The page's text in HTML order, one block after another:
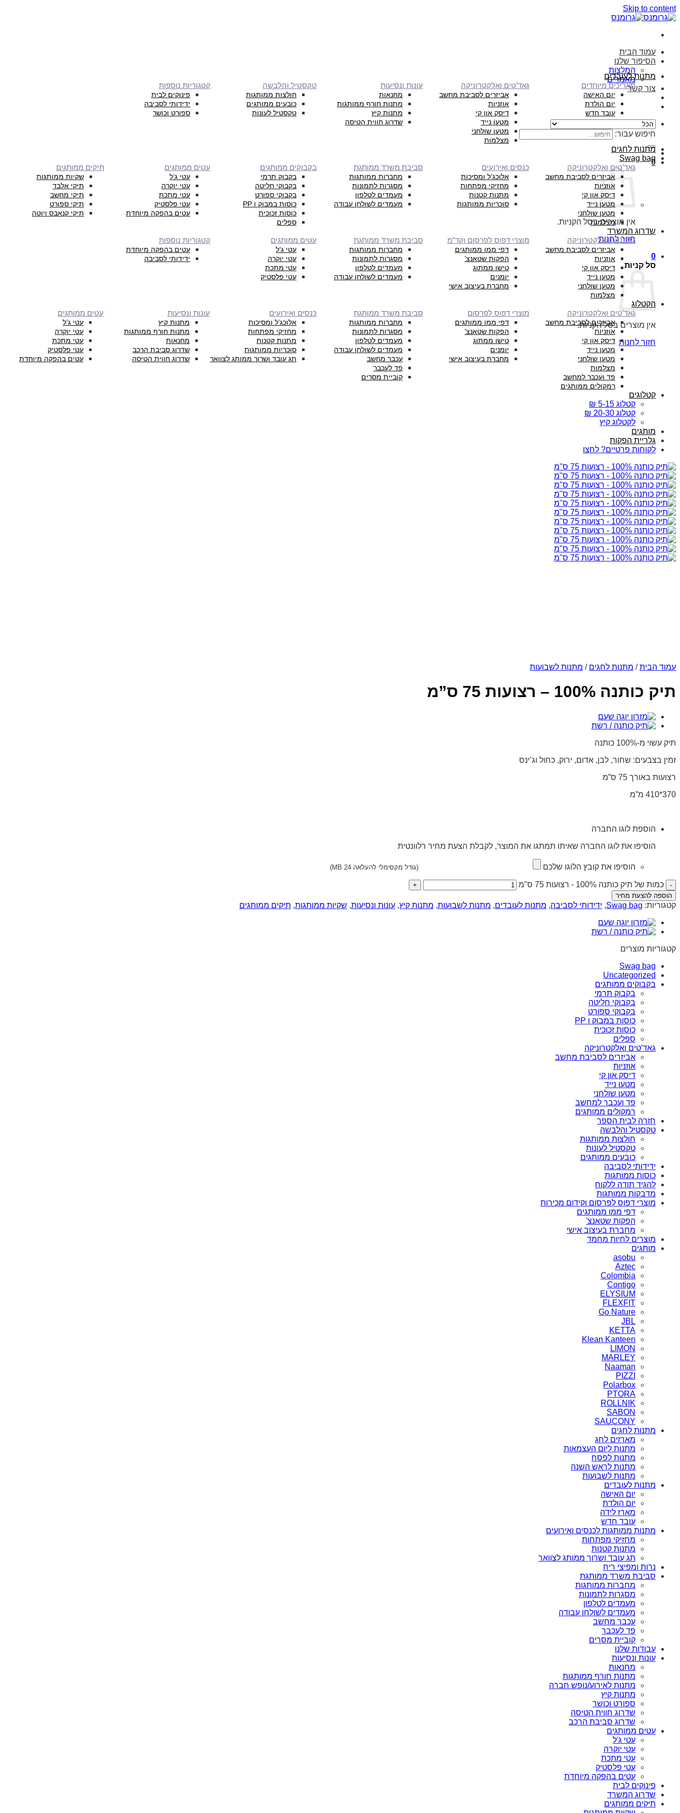
Skip to content
עמוד הבית
הסיפור שלנו
המלצות
מאמרים
צור קשר
חיפוש עבור:
0
אין מוצרים בסל הקניות.
חזור לחנות
0
סל קניות
אין מוצרים בסל הקניות.
חזור לחנות
מתנות לעובדים
תאריכים מיוחדים
יום האישה
יום הולדת
עובד חדש
גאד’טים ואלקטרוניקה
אביזרים לסביבת מחשב
אוזניות
דיסק און קי
מטען נייד
מטען שולחני
מצלמות
עונות ונסיעות
מחנאות
מתנות חורף ממותגות
מתנות קיץ
שדרוג חווית הטיסה
טקסטיל והלבשה
חולצות ממותגות
כובעים ממותגים
טקסטיל לעונות
קטגוריות נוספות
פינוקים לבית
ידידותי לסביבה
ספורט וכושר
מתנות לחגים
Swag bag
גאד’טים ואלקטרוניקה
אביזרים לסביבת מחשב
אוזניות
דיסק און קי
מטען נייד
מטען שולחני
מצלמות
כנסים ואירועים
אלוכג’ל ומסיכות
מחזיקי מפתחות
מתנות קטנות
סוכריות ממותגות
סביבת משרד ממותגת
מחברות ממותגות
מסגרות לתמונות
מעמדים לטלפון
מעמדים לשולחן עבודה
בקבוקים ממותגים
בקבוק תרמי
בקבוקי חליטה
בקבוקי ספורט
כוסות במבוק ו PP
כוסות זכוכית
ספלים
עטים ממותגים
עטי ג’ל
עטי יוקרה
עטי מתכת
עטי פלסטיק
עטים בהפקה מיוחדת
תיקים ממותגים
שקיות ממותגות
תיקי אלבד
תיקי מחשב
תיקי ספורט
תיקי קנאבס ויוטה
שדרוג המשרד
גאד’טים ואלקטרוניקה
אביזרים לסביבת מחשב
אוזניות
דיסק און קי
מטען נייד
מטען שולחני
מצלמות
מוצרי דפוס לפרסום וקד”מ
דפי ממו ממותגים
הפקות שטאנצ’
טישו ממתוג
יומנים
מחברת בעיצוב אישי
סביבת משרד ממותגת
מחברות ממותגות
מסגרות לתמונות
מעמדים לטלפון
מעמדים לשולחן עבודה
עטים ממותגים
עטי ג’ל
עטי יוקרה
עטי מתכת
עטי פלסטיק
קטגוריות נוספות
עטים בהפקה מיוחדת
ידידותי לסביבה
הקטלוג
גאד’טים ואלקטרוניקה
אביזרים לסביבת מחשב
אוזניות
דיסק און קי
מטען נייד
מטען שולחני
מצלמות
פד ועכבר למחשב
רמקולים ממותגים
מוצרי דפוס לפרסום
דפי ממו ממותגים
הפקות שטאנצ’
טישו ממתוג
יומנים
מחברת בעיצוב אישי
סביבת משרד ממותגת
מחברות ממותגות
מסגרות לתמונות
מעמדים לטלפון
מעמדים לשולחן עבודה
עכבר מחשב
פד לעכבר
קוביית מסרים
כנסים ואירועים
אלוכג’ל ומסיכות
מחזיקי מפתחות
מתנות קטנות
סוכריות ממותגות
תג עובד ושרוך ממותג לצוואר
עונות ונסיעות
מתנות קיץ
מתנות חורף ממותגות
מחנאות
שדרוג סביבת הרכב
שדרוג חווית הטיסה
עטים ממותגים
עטי ג’ל
עטי יוקרה
עטי מתכת
עטי פלסטיק
עטים בהפקה מיוחדת
קטלוגים
קטלוג 5-15 ₪
קטלוג 20-30 ₪
לקטלוג קיץ
מותגים
גלריית הפקות
לקוחות פרטיים? לחצו
עמוד הבית / מתנות לחגים / מתנות לשבועות
תיק כותנה 100% – רצועות 75 ס”מ
תיק עשוי מ-100% כותנה
זמין בצבעים: שחור, לבן, אדום, ירוק, כחול וג’ינס
רצועות באורך 75 ס”מ
370*410 מ”מ
הוספת לוגו החברה
הוסיפו את לוגו החברה שאיתו תמתגו את המוצר, לקבלת הצעת מחיר רלוונטית
הוסיפו את קובץ הלוגו שלכם (גודל מקסימלי להעלאה 24 MB)
כמות של תיק כותנה 100% - רצועות 75 ס"מ
הוספה להצעת מחיר
קטגוריות: Swag bag
, ידידותי לסביבה, מתנות לעובדים, מתנות לשבועות, מתנות קיץ, עונות ונסיעות, שקיות ממותגות, תיקים ממותגים
קטגוריות מוצרים
Swag bag
Uncategorized
בקבוקים ממותגים
בקבוק תרמי
בקבוקי חליטה
בקבוקי ספורט
כוסות במבוק ו PP
כוסות זכוכית
ספלים
גאד'טים ואלקטרוניקה
אביזרים לסביבת מחשב
אוזניות
דיסק און קי
מטען נייד
מטען שולחני
פד ועכבר למחשב
רמקולים ממותגים
חזרה לבית הספר
טקסטיל והלבשה
חולצות ממותגות
טקסטיל לעונות
כובעים ממותגים
ידידותי לסביבה
כוסות ממותגות
להגיד תודה ללקוח
מדבקות ממותגות
מוצרי דפוס לפרסום וקידום מכירות
דפי ממו ממותגים
הפקות שטאנצ'
מחברת בעיצוב אישי
מוצרים לחיות מחמד
מותגים
asobu
Aztec
Colombia
Contigo
ELYSIUM
FLEXFIT
Go Nature
JBL
KETTA
Klean Kanteen
LIMON
MARLEY
Naaman
PIZZI
Polarbox
PTORA
ROLLNIK
SABON
SAUCONY
מתנות לחגים
מארזים לחג
מתנות ליום העצמאות
מתנות לפסח
מתנות לראש השנה
מתנות לשבועות
מתנות לעובדים
יום האישה
יום הולדת
מארז לידה
עובד חדש
מתנות ממותגות לכנסים ואירועים
מחזיקי מפתחות
מתנות קטנות
תג עובד ושרוך ממותג לצוואר
נרות ומפיצי ריח
סביבת משרד ממותגת
מחברות ממותגות
מסגרות לתמונות
מעמדים לטלפון
מעמדים לשולחן עבודה
עכבר מחשב
פד לעכבר
קוביית מסרים
עבודות שלנו
עונות ונסיעות
מחנאות
מתנות חורף ממותגות
מתנות לאירוע/נופש חברה
מתנות קיץ
ספורט וכושר
שדרוג חווית הטיסה
שדרוג סביבת הרכב
עטים ממותגים
עטי ג'ל
עטי יוקרה
עטי מתכת
עטי פלסטיק
עטים בהפקה מיוחדת
פינוקים לבית
שדרוג המשרד
תיקים ממותגים